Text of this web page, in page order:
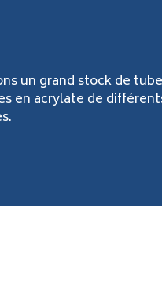
un grand stock de
en acrylate de